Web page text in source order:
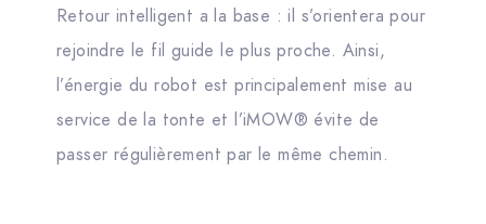
Retour intelligent a la base : il s’orientera pour
rejoindre le fil guide le plus proche. Ainsi,
l’énergie du robot est principalement mise au
service de la tonte et l’iMOW® évite de
passer régulièrement par le même chemin.